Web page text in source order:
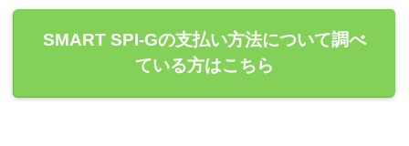
SMART SPI-Gの支払い方法について調べ
ている方はこちら